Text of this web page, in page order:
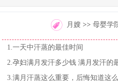
月嫂 >> 母婴学
1.一天中汗蒸的最佳时间
2.孕妇满月发汗多少钱 满月发汗的
3.满月汗蒸这么重要，后悔知道这